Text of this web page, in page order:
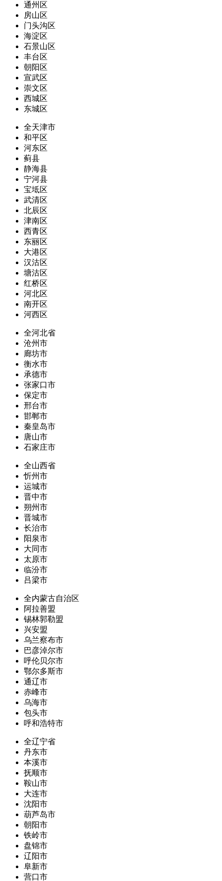
通州区
房山区
门头沟区
海淀区
石景山区
丰台区
朝阳区
宣武区
崇文区
西城区
东城区
全天津市
和平区
河东区
蓟县
静海县
宁河县
宝坻区
武清区
北辰区
津南区
西青区
东丽区
大港区
汉沽区
塘沽区
红桥区
河北区
南开区
河西区
全河北省
沧州市
廊坊市
衡水市
承德市
张家口市
保定市
邢台市
邯郸市
秦皇岛市
唐山市
石家庄市
全山西省
忻州市
运城市
晋中市
朔州市
晋城市
长治市
阳泉市
大同市
太原市
临汾市
吕梁市
全内蒙古自治区
阿拉善盟
锡林郭勒盟
兴安盟
乌兰察布市
巴彦淖尔市
呼伦贝尔市
鄂尔多斯市
通辽市
赤峰市
乌海市
包头市
呼和浩特市
全辽宁省
丹东市
本溪市
抚顺市
鞍山市
大连市
沈阳市
葫芦岛市
朝阳市
铁岭市
盘锦市
辽阳市
阜新市
营口市